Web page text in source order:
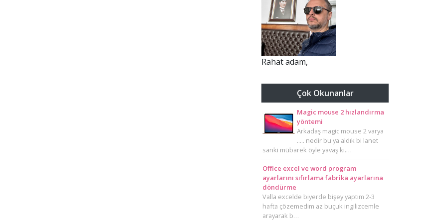
Rahat adam,
Çok Okunanlar
Magic mouse 2 hızlandırma
yöntemi
Arkadaş magic mouse 2 varya
..... nedir bu ya aldık bi lanet
sanki mübarek öyle yavaş ki.…
Office excel ve word program
ayarlarını sıfırlama fabrika ayarlarına
döndürme
Valla excelde biyerde bişey yaptım 2-3
hafta çözemedim az buçuk ingilizcemle
arayarak b…